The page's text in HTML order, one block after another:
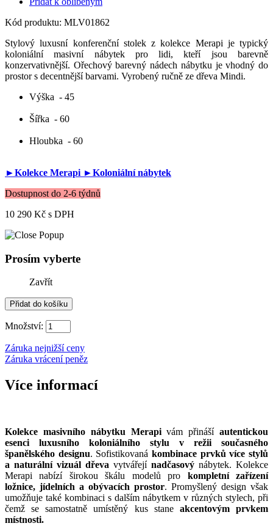
Kód produktu: MLV01862
Stylový luxusní konferenční stolek z kolekce Merapi je typický
koloniální masivní nábytek pro lidi, kteří jsou barevně
konzervativnější. Ořechový barevný nádech nábytku je vhodný do
prostor s decentnější barvami. Vyrobený ručně ze dřeva Mindi.
Výška - 45
Šířka - 60
Hloubka - 60
►Kolekce Merapi ►Koloniální nábytek
Dostupnost do 2-6 týdnů
10 290 Kč s DPH
Prosím vyberte
Zavřít
Množství:
Záruka nejnižší ceny
Záruka vrácení peněz
Více informací
Kolekce masivního nábytku Merapivám přináší autentickou
esenci luxusního koloniálního stylu v režii současného
španělského designu. Sofistikovanákombinace prvků více stylů
a naturální vizuál dřeva vytvářejí nadčasový nábytek. Kolekce
Merapi nabízí širokou škálu modelů pro kompletní zařízení
ložnice, jídelních a obývacích prostor. Promyšlený design však
umožňuje také kombinaci s dalším nábytkem v různých stylech, při
čemž se samostatně umístěný kus stane akcentovým prvkem
místnosti.